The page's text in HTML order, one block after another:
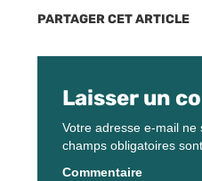
PARTAGER CET ARTICLE
Laisser un
Votre adresse e-mail ne
champs obligatoires
Commentaire